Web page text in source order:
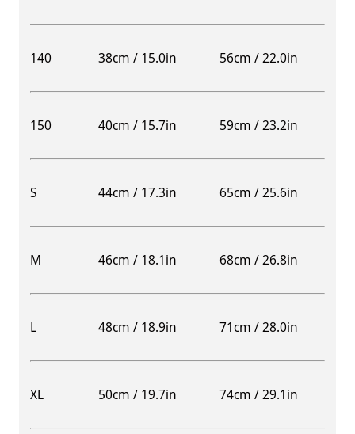
140 38cm / 15.0in 56cm / 22.0in
150 40cm / 15.7in 59cm / 23.2in
S 44cm / 17.3in 65cm / 25.6in
M 46cm / 18.1in 68cm / 26.8in
L 48cm / 18.9in 71cm / 28.0in
XL 50cm / 19.7in 74cm / 29.1in